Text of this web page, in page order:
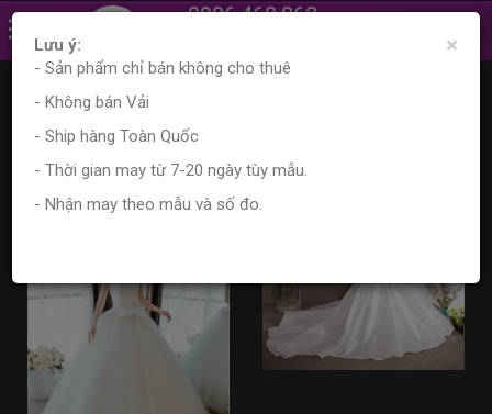
0906.468.862
Trang chủ Sản phẩm Tìm kiếm sản phẩm
Kết quả tìm kiếm
×
Lưu ý:
- Sản phẩm chỉ bán không cho thuê
- Không bán Vải
- Ship hàng Toàn Quốc
- Thời gian may từ 7-20 ngày tùy mẫu.
- Nhận may theo mẫu và số đo.